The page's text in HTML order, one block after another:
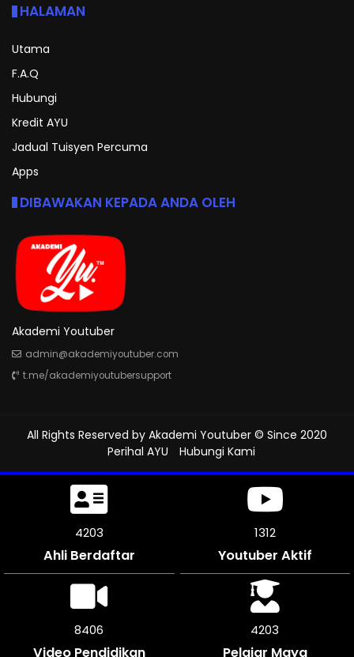
HALAMAN
Utama
F.A.Q
Hubungi
Kredit AYU
Jadual Tuisyen Percuma
Apps
DIBAWAKAN KEPADA ANDA OLEH
Akademi Youtuber
admin@akademiyoutuber.com
t.me/akademiyoutubersupport
All Rights Reserved by Akademi Youtuber © Since 2020
Perihal AYU
Hubungi Kami
4596
Ahli Berdaftar
1312
Youtuber Aktif
9186
Video Pendidikan
4593
Pelajar Maya